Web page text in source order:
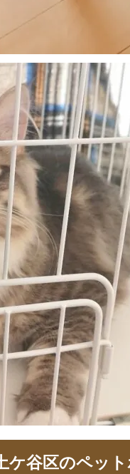
谷区のペット